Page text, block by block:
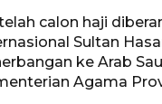
calon haji
Sultan
ke Arab
Agama